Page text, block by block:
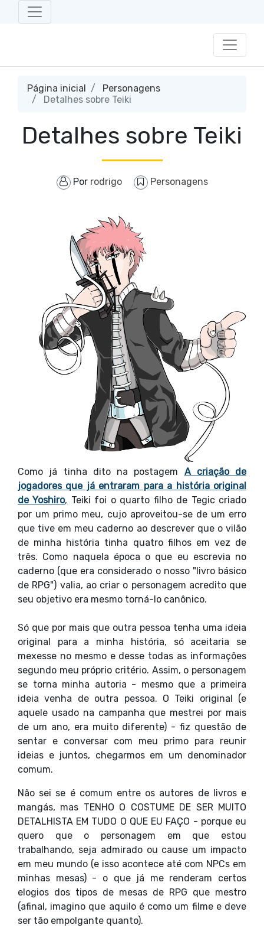
Página inicial
Personagens
Detalhes sobre Teiki
Detalhes sobre Teiki
Por rodrigo Personagens
Como já tinha dito na postagem A criação de
jogadores que já entraram para a história original
de Yoshiro, Teiki foi o quarto filho de Tegic criado
por um primo meu, cujo aproveitou-se de um erro
que tive em meu caderno ao descrever que o vilão
de minha história tinha quatro filhos em vez de
três. Como naquela época o que eu escrevia no
caderno (que era considerado o nosso "livro básico
de RPG") valia, ao criar o personagem acredito que
seu objetivo era mesmo torná-lo canônico.
Só que por mais que outra pessoa tenha uma ideia
original para a minha história, só aceitaria se
mexesse no mesmo e desse todas as informações
segundo meu próprio critério. Assim, o personagem
se torna minha autoria - mesmo que a primeira
ideia venha de outra pessoa. O Teiki original (e
aquele usado na campanha que mestrei por mais
de um ano, era muito diferente) - fiz questão de
sentar e conversar com meu primo para reunir
ideias e juntos, chegarmos em um denominador
comum.
Não sei se é comum entre os autores de livros e
mangás, mas TENHO O COSTUME DE SER MUITO
DETALHISTA EM TUDO O QUE EU FAÇO - porque eu
quero que o personagem em que estou
trabalhando, seja admirado ou cause um impacto
em meu mundo (e isso acontece até com NPCs em
minhas mesas) - o que já me renderam certos
elogios dos tipos de mesas de RPG que mestro
(afinal, imagino que aquilo é como um filme e deve
ser tão empolgante quanto).